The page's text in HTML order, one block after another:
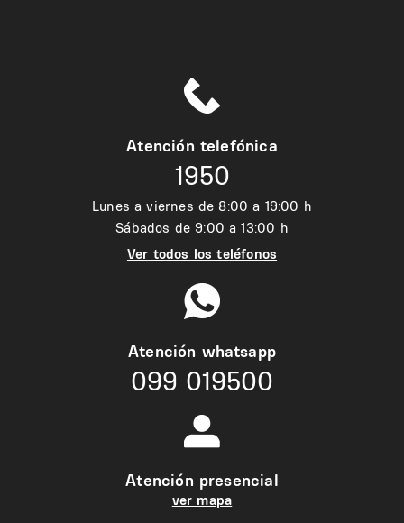
Atención telefónica
1950
Lunes a viernes de 8:00 a 19:00 h
Sábados de 9:00 a 13:00 h
Ver todos los teléfonos
Atención whatsapp
099 019500
Atención presencial
ver mapa